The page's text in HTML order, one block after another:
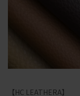
【HC LEATHERA】